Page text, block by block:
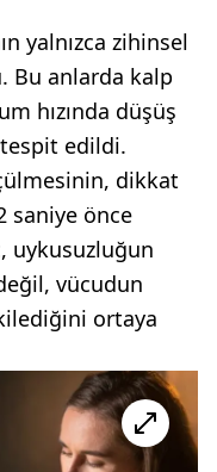
yalnızca zihinsel
Bu anlarda kalp
hızında düşüş
edildi.
dikkat
saniye önce
uykusuzluğun
vücudun
ortaya